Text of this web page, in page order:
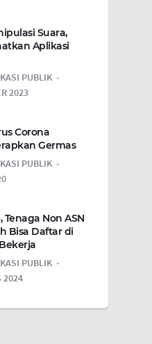
Suara,
Aplikasi
PUBLIK
2023
Corona
Germas
PUBLIK
Tenaga Non ASN
Bisa Daftar di
PUBLIK
2024